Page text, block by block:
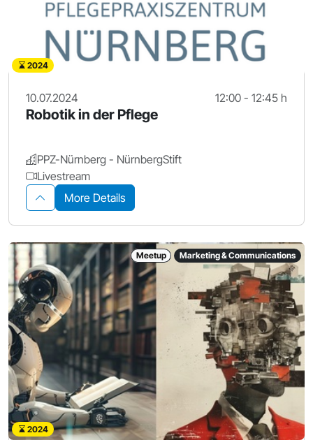
2024
10.07.2024 12:00 - 12:45 h
Robotik in der Pflege
PPZ-Nürnberg - NürnbergStift
Livestream
More Details
Meetup Marketing & Communications
2024